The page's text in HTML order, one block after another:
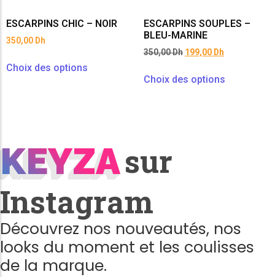
ESCARPINS CHIC – NOIR
350,00 Dh
Choix des options
ESCARPINS SOUPLES –
BLEU-MARINE
350,00Dh 199,00 Dh
Choix des options
KEYZA
KEYZAsur
Instagram
Découvrez nos nouveautés, nos
looks du moment et les coulisses
de la marque.